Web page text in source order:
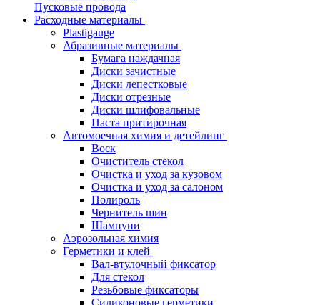
Пусковые провода
Расходные материалы
Plastigauge
Абразивные материалы
Бумага наждачная
Диски зачистные
Диски лепестковые
Диски отрезные
Диски шлифовальные
Паста притирочная
Автомоечная химия и детейлинг
Воск
Очиститель стекол
Очистка и уход за кузовом
Очистка и уход за салоном
Полироль
Чернитель шин
Шампуни
Аэрозольная химия
Герметики и клей
Вал-втулочный фиксатор
Для стекол
Резьбовые фиксаторы
Силиконовые герметики